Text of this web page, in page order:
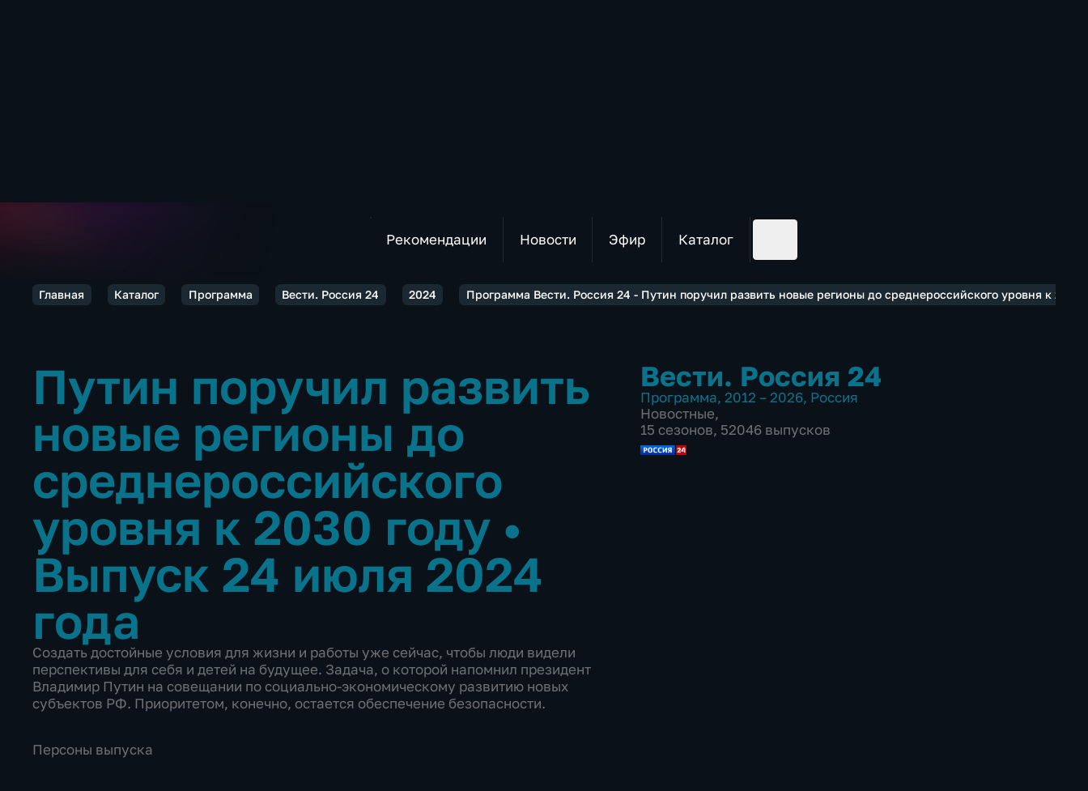
Рекомендации Новости Эфир Каталог
Главная Каталог Программа Вести. Россия 24 2024 Программа Вести. Россия 24 - Путин поручил развить новые регионы до среднероссийского уровня к 2030
Путин поручил развить
новые регионы до
среднероссийского
уровня к 2030 году •
Выпуск 24 июля 2024
года
Создать достойные условия для жизни и работы уже сейчас, чтобы люди видели
перспективы для себя и детей на будущее. Задача, о которой напомнил президент
Владимир Путин на совещании по социально-экономическому развитию новых
субъектов РФ. Приоритетом, конечно, остается обеспечение безопасности.
Вести. Россия 24
Программа, 2012 – 2026, Россия
Новостные,
15 сезонов, 52046 выпусков
Персоны выпуска